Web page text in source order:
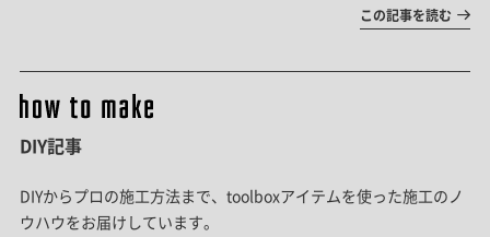
この記事を読む
DIY記事
DIYからプロの施工方法まで、toolboxアイテムを使った施工のノ
ウハウをお届けしています。